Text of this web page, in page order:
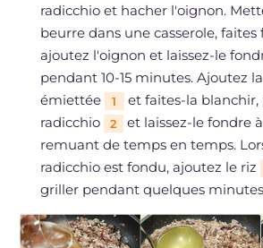
radicchio et hacher l'oignon.
beurre dans une casserole, faites
ajoutez l'oignon et laissez-le
pendant 10-15 minutes. Ajoutez
émiettée
1
et faites-la blanchir,
radicchio
2
et laissez-le fondre
remuant de temps en temps.
radicchio est fondu, ajoutez le riz
griller pendant quelques minutes